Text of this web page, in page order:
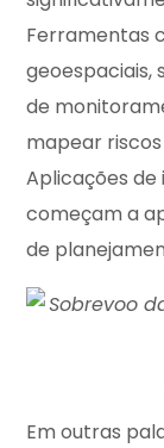
Ferramentas
geoespaciais,
de
mapear
Aplicações
começam a
de
Em outras